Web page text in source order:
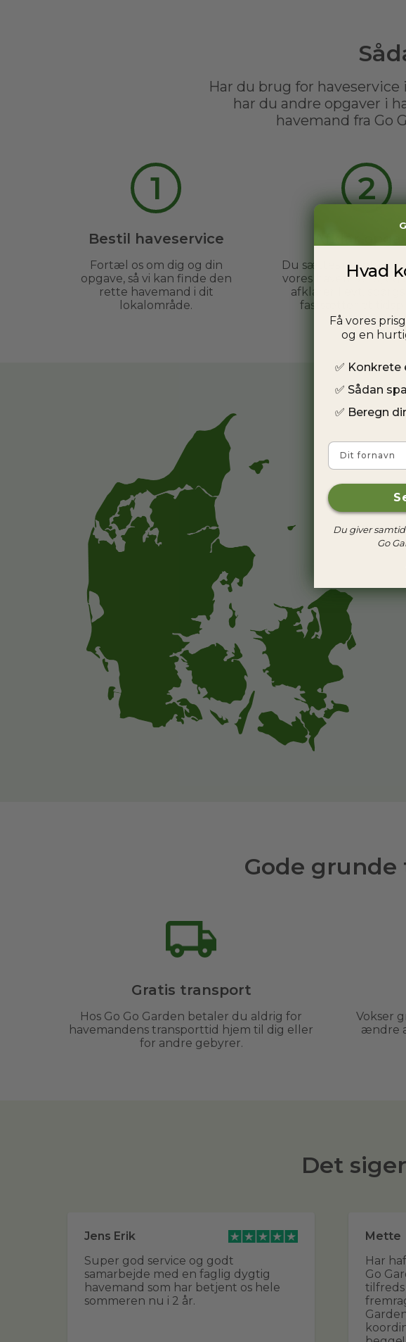
Har du brug for
har du andre opgaver i
havemand fra Go
1
Bestil haveservice
Fortæl os om dig og din
opgave, så vi kan finde den
rette havemand i dit
lokalområde.
2
Du sættes i kontakt
vores havemænd, og
afklarer I evt.
fastsætter et
Gode grunde
Gratis transport
Hos Go Go Garden betaler du aldrig for
havemandens transporttid hjem til dig eller
for andre gebyrer.
Vokser
ændre
Det
Jens Erik
Super god service og godt
samarbejde med en faglig dygtig
havemand som har betjent os hele
sommeren nu i 2 år.
Mette
Har
Go
tilfreds
Hvad
Få vores
og en
✅ Konkrete
✅ Sådan
✅ Beregn
Fornavn
Du giver
Go